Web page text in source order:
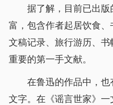
据了解，目前已出版
富，包含作者起居饮食、
文稿记录、旅行游历、
重要的第一手文献。
在鲁迅的作品中，也
文字。在《谣言世家》